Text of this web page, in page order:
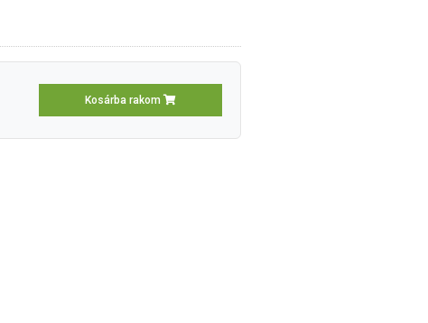
Kosárba rakom